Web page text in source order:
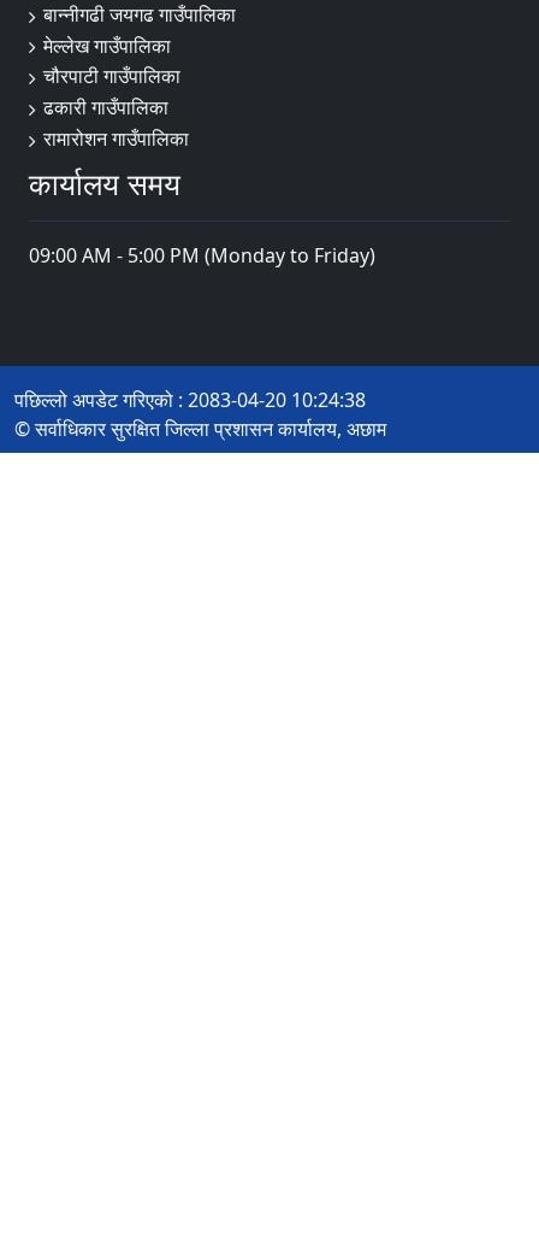
बान्नीगढी जयगढ गाउँपालिका
मेल्लेख गाउँपालिका
चौरपाटी गाउँपालिका
ढकारी गाउँपालिका
रामारोशन गाउँपालिका
कार्यालय समय
09:00 AM - 5:00 PM (Monday to Friday)
पछिल्लो अपडेट गरिएको : 2083-04-20 10:24:38
© सर्वाधिकार सुरक्षित जिल्ला प्रशासन कार्यालय, अछाम